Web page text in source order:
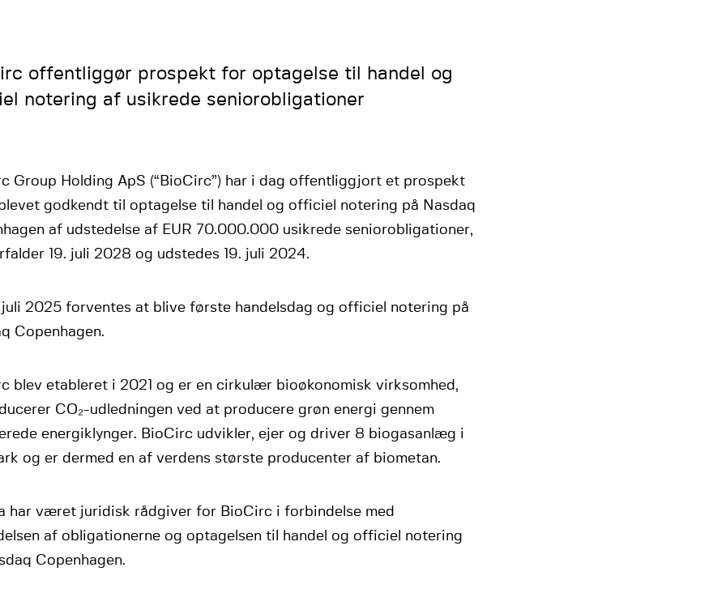
offentliggør prospekt for optagelse til handel og
notering af usikrede seniorobligationer
Group Holding ApS (“BioCirc”) har i dag offentliggjort et prospekt
godkendt til optagelse til handel og officiel notering på Nasdaq
af udstedelse af EUR 70.000.000 usikrede seniorobligationer,
19. juli 2028 og udstedes 19. juli 2024.
juli 2025 forventes at blive første handelsdag og officiel notering på
Copenhagen.
blev etableret i 2021 og er en cirkulær bioøkonomisk virksomhed,
CO₂-udledningen ved at producere grøn energi gennem
energiklynger. BioCirc udvikler, ejer og driver 8 biogasanlæg i
og er dermed en af verdens største producenter af biometan.
har været juridisk rådgiver for BioCirc i forbindelse med
af obligationerne og optagelsen til handel og officiel notering
Copenhagen.